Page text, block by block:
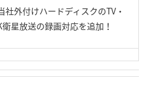
社外付けハードディスクのTV・
星放送の録画対応を追加！